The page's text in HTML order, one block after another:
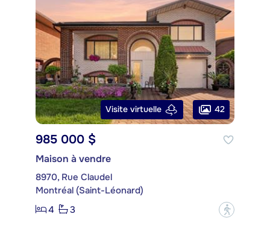
Visite virtuelle 42
985 000 $
Maison à vendre
8970, Rue Claudel
Montréal (Saint-Léonard)
4
3 ?